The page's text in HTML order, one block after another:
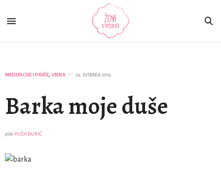
MEDITACIJE I PRIČE, VJERA 29. SVIBNJA 2019.
Barka moje duše
piše RUŽA ĐURIĆ